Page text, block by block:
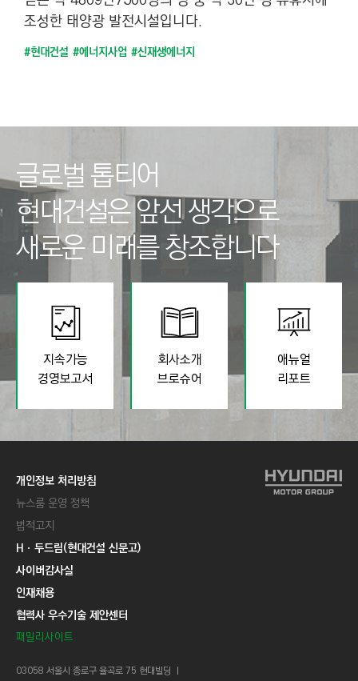
조성한 태양광 발전시설입니다.
#현대건설 #에너지사업 #신재생에너지
글로벌 톱티어
현대건설은앞선 생각으로
새로운 미래를 창조합니다
지속가능
경영보고서
회사소개
브로슈어
애뉴얼
리포트
개인정보 처리방침
뉴스룸 운영 정책
법적고지
Hㆍ두드림(현대건설 신문고)
사이버감사실
인재채용
협력사 우수기술 제안센터
패밀리사이트
03058 서울시 종로구 율곡로 75 현대빌딩 ㅣ